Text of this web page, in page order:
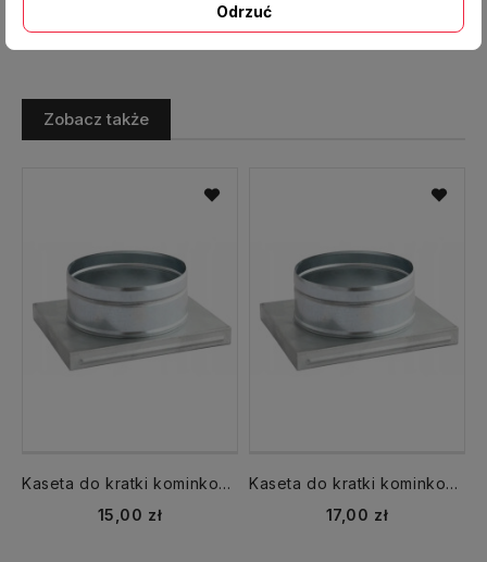
Zobacz także
Kaseta do kratki kominkowej KDP K3,Kz3 fi 125 mm
Cena
15,00 zł
Kaseta do kratki kominkowej KDP K3,Kz3 fi 150 mm
Cena
17,00 zł
Odrzuć